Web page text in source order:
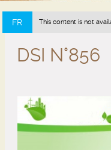
FR This content is not
DSI N°856